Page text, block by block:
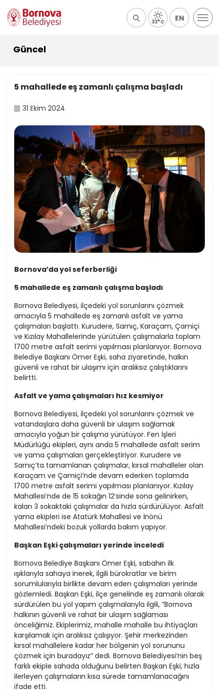
33°C EN
Güncel
5 mahallede eş zamanlı çalışma başladı
31 Ekim 2024
Bornova’da yol seferberliği
5 mahallede eş zamanlı çalışma başladı
Bornova Belediyesi, ilçedeki yol sorunlarını çözmek
amacıyla 5 mahallede eş zamanlı asfalt ve yama
çalışmaları başlattı. Kurudere, Sarnıç, Karaçam, Çamiçi
ve Kızılay Mahallelerinde yürütülen çalışmalarla toplam
1700 metre asfalt serimi yapılması planlanıyor. Bornova
Belediye Başkanı Ömer Eşki, saha ziyaretinde, halkın
güvenli ve rahat bir ulaşımı için aralıksız çalıştıklarını
belirtti.
Asfalt ve yama çalışmaları hız kesmiyor
Bornova Belediyesi, ilçedeki yol sorunlarını çözmek ve
vatandaşlara daha güvenli bir ulaşım sağlamak
amacıyla yoğun bir çalışma yürütüyor. Fen İşleri
Müdürlüğü ekipleri, aynı anda 5 mahallede asfalt serim
ve yama çalışmaları gerçekleştiriyor. Kurudere ve
Sarnıç’ta tamamlanan çalışmalar, kırsal mahalleler olan
Karaçam ve Çamiçi’nde devam ederken toplamda
1700 metre asfalt serimi yapılması planlanıyor. Kızılay
Mahallesi’nde de 15 sokağın 12’sinde sona gelinirken,
kalan 3 sokaktaki çalışmalar da hızla sürdürülüyor. Asfalt
yama ekipleri ise Atatürk Mahallesi ve İnönü
Mahallesi’ndeki bozuk yollarda bakım yapıyor.
Başkan Eşki çalışmaları yerinde inceledi
Bornova Belediye Başkanı Ömer Eşki, sabahın ilk
ışıklarıyla sahaya inerek, ilgili bürokratlar ve birim
sorumlularıyla birlikte devam eden çalışmaları yerinde
gözlemledi. Başkan Eşki, ilçe genelinde eş zamanlı olarak
sürdürülen bu yol yapım çalışmalarıyla ilgili, “Bornova
halkının güvenli ve rahat bir ulaşım sağlaması
önceliğimiz. Ekiplerimiz, mahalle mahalle bu ihtiyaçları
karşılamak için aralıksız çalışıyor. Şehir merkezinden
kırsal mahallelere kadar her bölgenin yol sorununu
çözmek için buradayız” dedi. Bornova Belediyesi’nin beş
farklı ekiple sahada olduğunu belirten Başkan Eşki, hızla
ilerleyen çalışmaların kısa sürede tamamlanacağını
ifade etti.